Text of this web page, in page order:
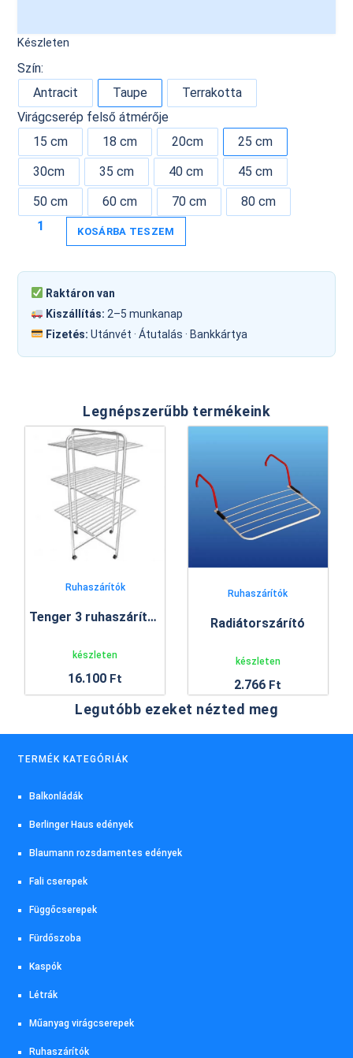
Készleten
Szín:
Antracit
Taupe
Terrakotta
Virágcserép felső átmérője
15 cm
18 cm 20cm
25 cm
30cm
35 cm 40 cm
45 cm
50 cm
60 cm 70 cm 80 cm
KOSÁRBA TESZEM
Raktáron van
Kiszállítás: 2–5 munkanap
Fizetés: Utánvét · Átutalás · Bankkártya
Legnépszerűbb termékeink
Ruhaszárítók
Tenger 3 ruhaszárító állvány
készleten
16.100 Ft
Ruhaszárítók
Radiátorszárító
készleten
2.766 Ft
Legutóbb ezeket nézted meg
TERMÉK KATEGÓRIÁK
Balkonládák
Berlinger Haus edények
Blaumann rozsdamentes edények
Fali cserepek
Függőcserepek
Fürdőszoba
Kaspók
Létrák
Műanyag virágcserepek
Ruhaszárítók